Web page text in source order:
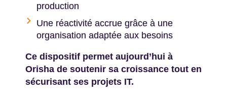
production
Une réactivité accrue grâce à une
organisation adaptée aux besoins
Ce dispositif permet aujourd’hui à
Orisha de soutenir sa croissance tout en
sécurisant ses projets IT.